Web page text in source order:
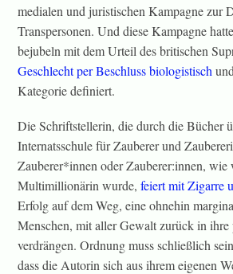
medialen und juristischen Kampagne zur
Transpersonen. Und diese Kampagne
bejubeln mit dem Urteil des britischen
Geschlecht per Beschluss biologistisch
Kategorie definiert.
Die Schriftstellerin, die durch die Bücher
Internatsschule für Zauberer und
Zauberer*innen oder Zauberer:innen,
Multimillionärin wurde,feiert mit Zigarre
Erfolg auf dem Weg, eine ohnehin
Menschen, mit aller Gewalt zurück in ihre
verdrängen. Ordnung muss schließlich
dass die Autorin sich aus ihrem eigenen